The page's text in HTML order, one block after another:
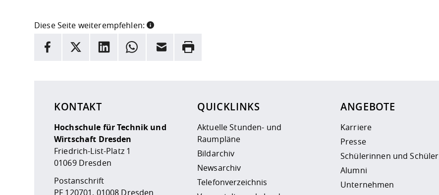
Diese Seite weiterempfehlen:
INFORMATION
Facebook
X LinkedInWhatsappE-Mail Drucken
KONTAKT
Hochschule für Technik und
Wirtschaft Dresden
Friedrich-List-Platz 1
01069 Dresden
Postanschrift
PF 120701, 01008 Dresden
QUICKLINKS
Aktuelle Stunden- und
Raumpläne
Bildarchiv
Newsarchiv
Telefonverzeichnis
ANGEBOTE
Karriere
Presse
Schülerinnen und Schüler
Alumni
Unternehmen